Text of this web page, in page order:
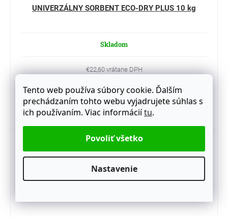
Tento web používa súbory cookie. Ďalším
prechádzaním tohto webu vyjadrujete súhlas s
ich používaním. Viac informáciítu.
Nastavenie
UNIVERZÁLNY SORBENT ECO-DRY PLUS 10 kg
Skladom
€22,60 vrátane DPH
Do košíka